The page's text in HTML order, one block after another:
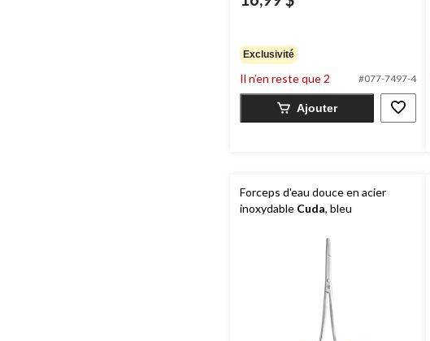
Exclusivité
Il n’en reste que 2 #077-7497-4
Ajouter
Forceps d'eau douce en acier
inoxydable Cuda, bleu